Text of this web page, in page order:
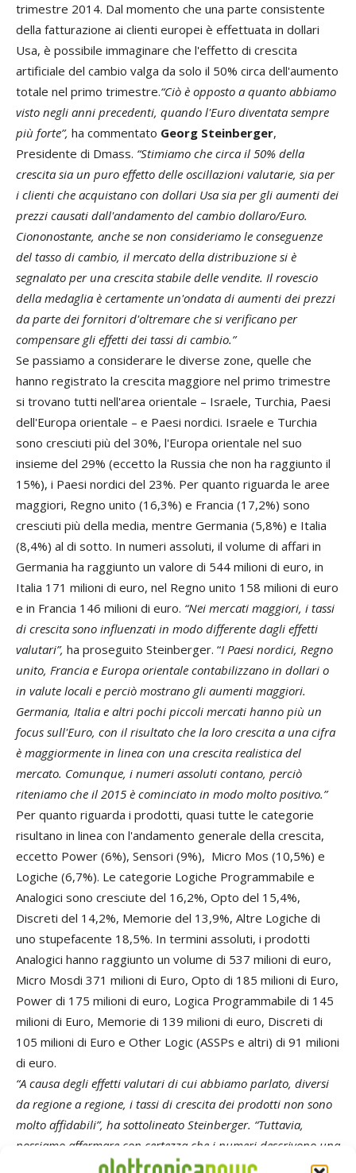
trimestre 2014. Dal momento che una parte consistente
della fatturazione ai clienti europei è effettuata in dollari
Usa, è possibile immaginare che l'effetto di crescita
artificiale del cambio valga da solo il 50% circa dell'aumento
totale nel primo trimestre.“Ciò è opposto a quanto abbiamo
visto negli anni precedenti, quando l'Euro diventata sempre
più forte”, ha commentato Georg Steinberger,
Presidente di Dmass. “Stimiamo che circa il 50% della
crescita sia un puro effetto delle oscillazioni valutarie, sia per
i clienti che acquistano con dollari Usa sia per gli aumenti dei
prezzi causati dall'andamento del cambio dollaro/Euro.
Ciononostante, anche se non consideriamo le conseguenze
del tasso di cambio, il mercato della distribuzione si è
segnalato per una crescita stabile delle vendite. Il rovescio
della medaglia è certamente un'ondata di aumenti dei prezzi
da parte dei fornitori d'oltremare che si verificano per
compensare gli effetti dei tassi di cambio.”
Se passiamo a considerare le diverse zone, quelle che
hanno registrato la crescita maggiore nel primo trimestre
si trovano tutti nell'area orientale – Israele, Turchia, Paesi
dell'Europa orientale – e Paesi nordici. Israele e Turchia
sono cresciuti più del 30%, l'Europa orientale nel suo
insieme del 29% (eccetto la Russia che non ha raggiunto il
15%), i Paesi nordici del 23%. Per quanto riguarda le aree
maggiori, Regno unito (16,3%) e Francia (17,2%) sono
cresciuti più della media, mentre Germania (5,8%) e Italia
(8,4%) al di sotto. In numeri assoluti, il volume di affari in
Germania ha raggiunto un valore di 544 milioni di euro, in
Italia 171 milioni di euro, nel Regno unito 158 milioni di euro
e in Francia 146 milioni di euro. “Nei mercati maggiori, i tassi
di crescita sono influenzati in modo differente dagli effetti
valutari”, ha proseguito Steinberger. “I Paesi nordici, Regno
unito, Francia e Europa orientale contabilizzano in dollari o
in valute locali e perciò mostrano gli aumenti maggiori.
Germania, Italia e altri pochi piccoli mercati hanno più un
focus sull'Euro, con il risultato che la loro crescita a una cifra
è maggiormente in linea con una crescita realistica del
mercato. Comunque, i numeri assoluti contano, perciò
riteniamo che il 2015 è cominciato in modo molto positivo.”
Per quanto riguarda i prodotti, quasi tutte le categorie
risultano in linea con l'andamento generale della crescita,
eccetto Power (6%), Sensori (9%), Micro Mos (10,5%) e
Logiche (6,7%). Le categorie Logiche Programmabile e
Analogici sono cresciute del 16,2%, Opto del 15,4%,
Discreti del 14,2%, Memorie del 13,9%, Altre Logiche di
uno stupefacente 18,5%. In termini assoluti, i prodotti
Analogici hanno raggiunto un volume di 537 milioni di euro,
Micro Mosdi 371 milioni di Euro, Opto di 185 milioni di Euro,
Power di 175 milioni di euro, Logica Programmabile di 145
milioni di Euro, Memorie di 139 milioni di euro, Discreti di
105 milioni di Euro e Other Logic (ASSPs e altri) di 91 milioni
di euro.
“A causa degli effetti valutari di cui abbiamo parlato, diversi
da regione a regione, i tassi di crescita dei prodotti non sono
molto affidabili”, ha sottolineato Steinberger. “Tuttavia,
possiamo affermare con certezza che i numeri descrivono una
crescita effettiva del settore secondo una percentuale